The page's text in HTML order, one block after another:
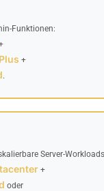
Funktionen:
+
.
Server-
+
oder